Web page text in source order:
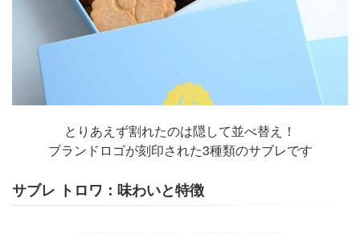
とりあえず割れたのは隠して並べ替え！
ブランドロゴが刻印された3種類のサブレです
サブレ トロワ：味わいと特徴